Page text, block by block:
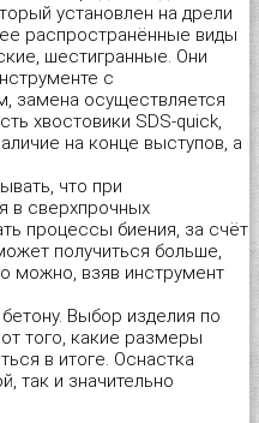
головкой для
головкой PZ, желтый и
материалов, окрашенные
571
1м
2м
met”
с бортом
монтажного пистолета
прямоугольная, круглая
труб с резиновой
763
766
вентиляции волнистая
вентиляции прямая
"Targ American type"
German type"
установлен на дрели
распространённые виды
шестигранные. Они
с
замена осуществляется
хвостовики SDS-quick,
на конце выступов, а
что при
в сверхпрочных
процессы биения, за счёт
получиться больше,
можно, взяв инструмент
Выбор изделия по
того, какие размеры
в итоге. Оснастка
так и значительно